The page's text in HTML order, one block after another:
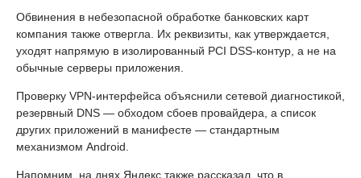
Обвинения в небезопасной обработке банковских карт
компания также отвергла. Их реквизиты, как утверждается,
уходят напрямую в изолированный PCI DSS-контур, а не на
обычные серверы приложения.
Проверку VPN-интерфейса объяснили сетевой диагностикой,
резервный DNS — обходом сбоев провайдера, а список
других приложений в манифесте — стандартным
механизмом Android.
Напомним, на днях Яндекс также рассказал, что в